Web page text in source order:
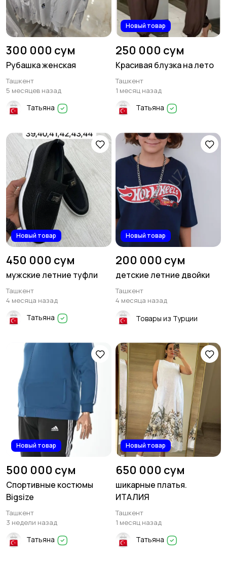
300 000 сум
Рубашка женская
Ташкент
5 месяцев назад
Татьяна
Новый товар
250 000 сум
Красивая блузка на лето
Ташкент
1 месяц назад
Татьяна
Новый товар
450 000 сум
мужские летние туфли
Ташкент
4 месяца назад
Татьяна
Новый товар
200 000 сум
детские летние двойки
Ташкент
4 месяца назад
Товары из Турции
Новый товар
500 000 сум
Спортивные костюмы
Bigsize
Ташкент
3 недели назад
Татьяна
Новый товар
650 000 сум
шикарные платья.
ИТАЛИЯ
Ташкент
1 месяц назад
Татьяна